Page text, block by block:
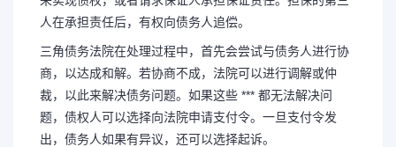
人在承担责任后，有权向债务人追偿。
三角债务法院在处理过程中，首先会尝试与债务人进行协
商，以达成和解。若协商不成，法院可以进行调解或仲
裁，以此来解决债务问题。如果这些 *** 都无法解决问
题，债权人可以选择向法院申请支付令。一旦支付令发
出，债务人如果有异议，还可以选择起诉。